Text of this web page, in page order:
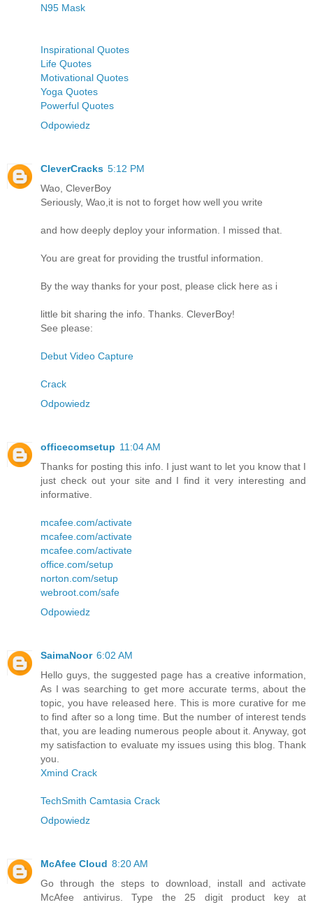
N95 Mask
Inspirational Quotes
Life Quotes
Motivational Quotes
Yoga Quotes
Powerful Quotes
Odpowiedz
CleverCracks 5:12 PM
Wao, CleverBoy
Seriously, Wao,it is not to forget how well you write
and how deeply deploy your information. I missed that.
You are great for providing the trustful information.
By the way thanks for your post, please click here as i
little bit sharing the info. Thanks. CleverBoy!
See please:
Debut Video Capture
Crack
Odpowiedz
officecomsetup 11:04 AM
Thanks for posting this info. I just want to let you know that I
just check out your site and I find it very interesting and
informative.
mcafee.com/activate
mcafee.com/activate
mcafee.com/activate
office.com/setup
norton.com/setup
webroot.com/safe
Odpowiedz
SaimaNoor 6:02 AM
Hello guys, the suggested page has a creative information,
As I was searching to get more accurate terms, about the
topic, you have released here. This is more curative for me
to find after so a long time. But the number of interest tends
that, you are leading numerous people about it. Anyway, got
my satisfaction to evaluate my issues using this blog. Thank
you.
Xmind Crack
TechSmith Camtasia Crack
Odpowiedz
McAfee Cloud 8:20 AM
Go through the steps to download, install and activate
McAfee antivirus. Type the 25 digit product key at